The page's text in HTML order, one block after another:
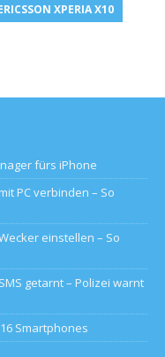
XPERIA X10
fürs iPhone
PC verbinden – So
einstellen – So
getarnt – Polizei warnt
Smartphones